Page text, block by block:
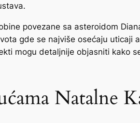
povezane sa asteroidom
gde se najviše osećaju uticaji
mogu detaljnije objasniti kako
Natalne